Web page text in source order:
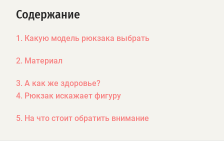
Содержание
1. Какую модель рюкзака выбрать
2. Материал
3. А как же здоровье?
4. Рюкзак искажает фигуру
5. На что стоит обратить внимание